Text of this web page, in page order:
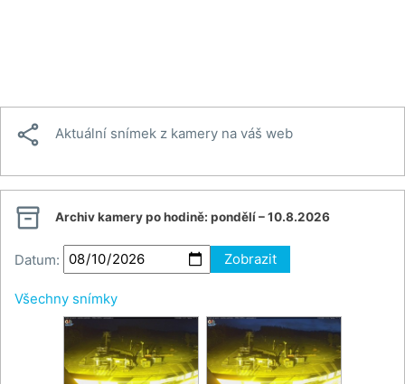
 Aktuální snímek z kamery na váš web
 Archiv kamery po hodině: pondělí – 10.8.2026
Datum: Zobrazit
Všechny snímky